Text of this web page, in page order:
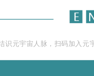
识元宇宙人脉，扫码加入元